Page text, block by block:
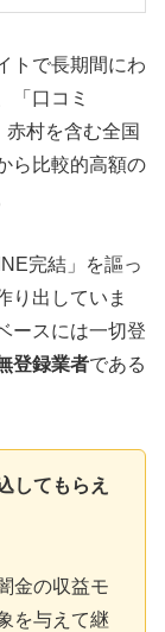
トで長期間にわ
「口コミ
村を含む全国
ら比較的高額の
完結」を謳っ
り出していま
ースには一切登
登録業者である
してもらえ
金の収益モ
を与えて継